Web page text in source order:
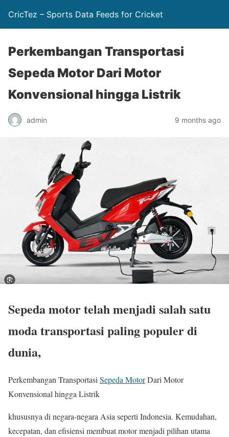
CricTez – Sports Data Feeds for Cricket
Perkembangan Transportasi
Sepeda Motor Dari Motor
Konvensional hingga Listrik
admin 9 months ago
Sepeda motor telah menjadi salah satu
moda transportasi paling populer di
dunia,
Perkembangan TransportasiSepeda MotorDari Motor
Konvensional hingga Listrik
khususnya di negara-negara Asia seperti Indonesia. Kemudahan,
kecepatan, dan efisiensi membuat motor menjadi pilihan utama